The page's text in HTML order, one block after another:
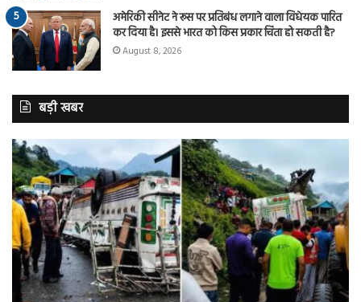
अमेरिकी सीनेट ने रूस पर प्रतिबंध लगाने वाला विधेयक पारित
कर दिया है। इससे भारत को किस प्रकार चिंता हो सकती है?
August 8, 2026
बड़ी खबर